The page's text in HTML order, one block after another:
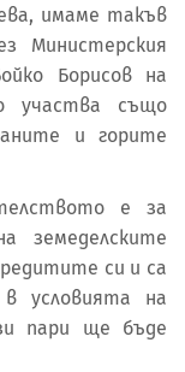
имаме такъв
Министерския
Борисов на
участва също
и горите
е за
земеделските
си и са
условията на
пари ще бъде